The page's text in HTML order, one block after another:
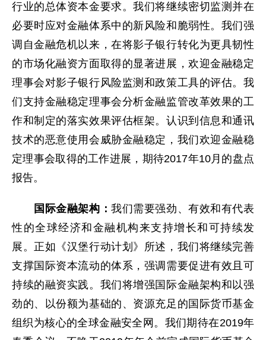
行业的总体资本金要求。我们将继续密切监测并在
必要时应对金融体系中的新风险和脆弱性。我们强
调自金融危机以来，在将影子银行转化为更具韧性
的市场化融资方面取得的显著进展，欢迎金融稳定
理事会对影子银行风险监测和政策工具的评估。我
们支持金融稳定理事会分析金融监管改革效果的工
作和制定的落实效果评估框架。认识到信息和通讯
技术的恶意使用会威胁金融稳定，我们欢迎金融稳
定理事会取得的工作进展，期待2017年10月的盘点
报告。
国际金融架构：我们需要强劲、有效和有代表
性的全球经济和金融机构来支持增长和可持续发
展。正如《汉堡行动计划》所述，我们将继续完善
支撑国际资本流动的体系，强调需要促进有效且可
持续的融资实践。我们将增强国际金融架构和以强
劲的、以份额为基础的、资源充足的国际货币基金
组织为核心的全球金融安全网。我们期待在2019年